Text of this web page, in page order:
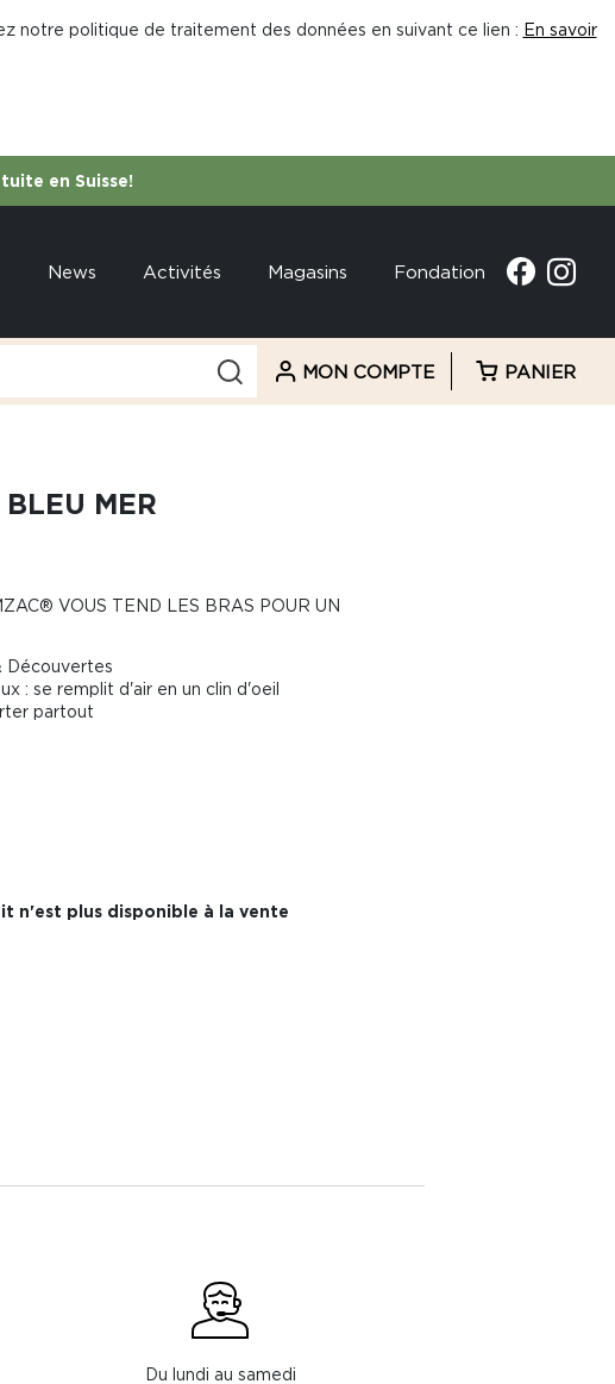
notre politique de traitement des données en suivant ce lien : En savoir
en Suisse!
News Activités Magasins Fondation
MON COMPTE PANIER
MER
VOUS TEND LES BRAS POUR UN
Découvertes
: se remplit d'air en un clin d'oeil
partout
n'est plus disponible à la vente
Du lundi au samedi